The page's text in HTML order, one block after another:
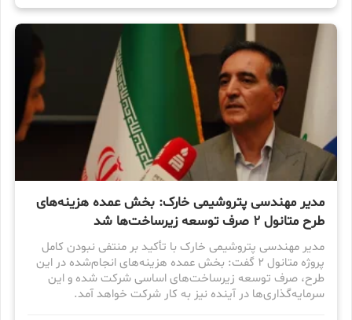
مدیر مهندسی پتروشیمی خارک: بخش عمده هزینه‌های
طرح متانول ۲ صرف توسعه زیرساخت‌ها شد
مدیر مهندسی پتروشیمی خارک با تأکید بر منتفی نبودن کامل
پروژه متانول ۲ گفت: بخش عمده هزینه‌های انجام‌شده در این
طرح، صرف توسعه زیرساخت‌های اساسی شرکت شده و این
سرمایه‌گذاری‌ها در آینده نیز به کار شرکت خواهد آمد.